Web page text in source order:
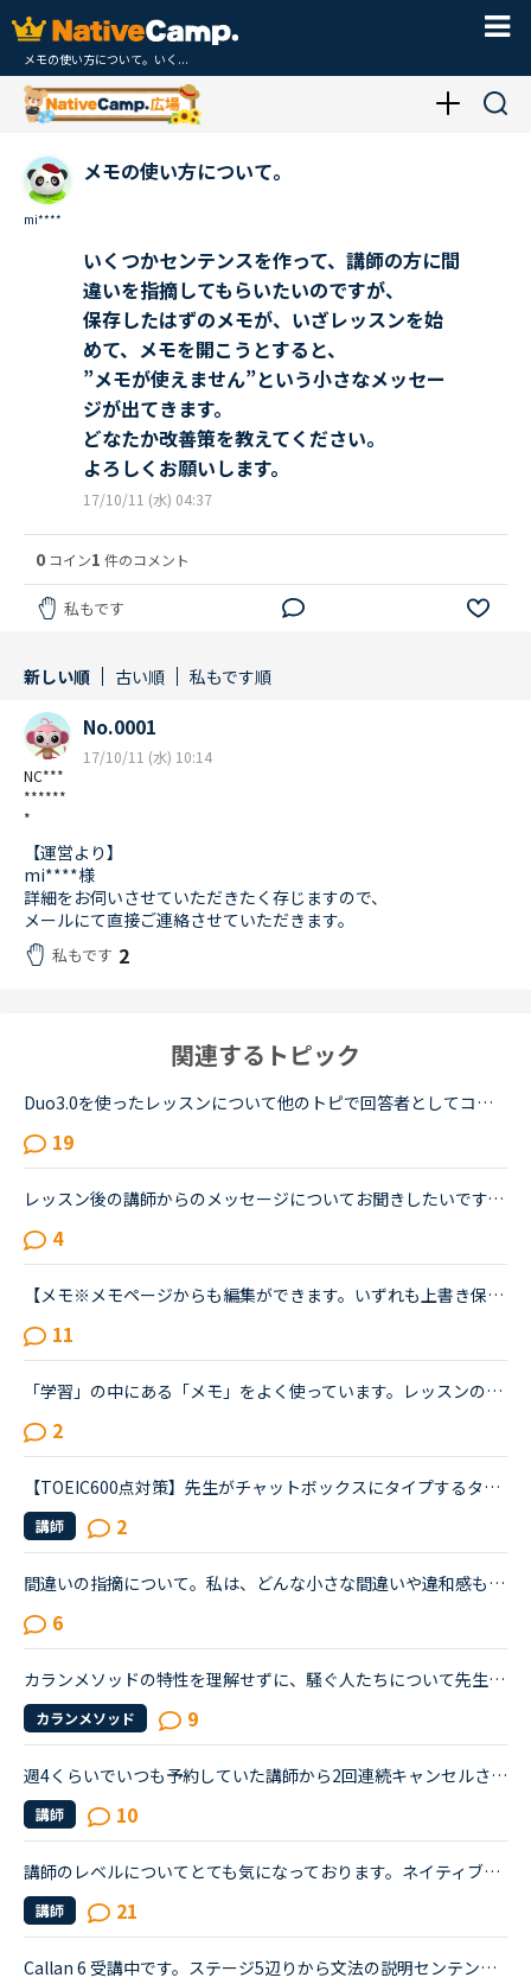
メモの使い方について。いく...
mi****
メモの使い方について。
いくつかセンテンスを作って、講師の方に間
違いを指摘してもらいたいのですが、
保存したはずのメモが、いざレッスンを始
めて、メモを開こうとすると、
”メモが使えません”という小さなメッセー
ジが出てきます。
どなたか改善策を教えてください。
よろしくお願いします。
17/10/11 (水) 04:37
0 コイン1 件のコメント
私もです
新しい順 古い順 私もです順
NC***
******
*
No.0001
17/10/11 (水) 10:14
【運営より】
mi****様
詳細をお伺いさせていただきたく存じますので、
メールにて直接ご連絡させていただきます。
私もです 2
関連するトピック
Duo3.0を使ったレッスンについて他のトピで回答者としてコメントし、詳しく教えてとリクエストを頂いたのでシェアさせて頂きます。※Duoファンではありますが、関係者とか回しモンとかじゃありません。【目的】Duo...
19
レッスン後の講師からのメッセージについてお聞きしたいです。フィリピン以外の国(もちろん在宅)で、いつも定型文をコピペして送ってくる先生がいます。カウンセリングでお勧めされた先生で、何度か受講しました...
4
【メモ※メモページからも編集ができます。いずれも上書き保存されます】講師の画面の下のメモ欄とレッスン後の先生からのメッセージの下のメモ欄が連動して上書きされるように変更されました。メモ欄について。皆...
11
「学習」の中にある「メモ」をよく使っています。レッスンの中で講師から言われたこと、チャットボックスに入れてもらった単語の復習や、例文など自分で調べたことなどどんどん入れています。ある程度以上になる...
2
【TOEIC600点対策】先生がチャットボックスにタイプするタイミングが教材の手順と合わない場合、みなさんは先生に言ってますか？TOEIC600点対策のPart2をやったことある人にしか伝わらないかもしれないのですが、...
講師 2
間違いの指摘について。私は、どんな小さな間違いや違和感も指摘して欲しいタイプなのですが、今までお世話になった講師の方の中には、とてもよかったよ。これからも練習続けて頑張ってね。というだけで、アドバ...
6
カランメソッドの特性を理解せずに、騒ぐ人たちについて先生方のレビューを見ていると、カランの進め方について苦言を呈しているレビューが目立つように思いました。これについて、個人的には「それは、生徒の方...
カランメソッド 9
週4くらいでいつも予約していた講師から2回連続キャンセルされました。その先生はとても教えるのがうまいので評価もよく、ファンもついている感じですが、予約自体はほぼ私だけが一日一回いれている感じです。ご...
講師 10
講師のレベルについてとても気になっております。ネイティブキャンプをはじめて3年です。文法と発音の基礎から始めてきたおかげで、段々と言いたいことを表現でき、先生の話していることもほぼ理解できるようにな...
講師 21
Callan 6 受講中です。ステージ5辺りから文法の説明センテンスが多くなり、なかなか意味を英語で把握しづらく辛いです。(私の理解レベルが低いせいなのかもしれませんが) 回答のセンテンスのほとんどが質問文に無...